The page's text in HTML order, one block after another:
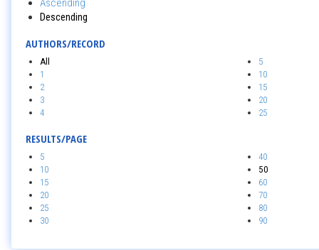
Ascending
Descending
AUTHORS/RECORD
All
1
2
3
4
5
10
15
20
25
RESULTS/PAGE
5
10
15
20
25
30
40
50
60
70
80
90